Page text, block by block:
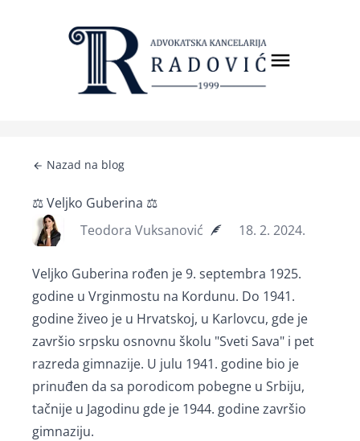
Nazad na blog
⚖️ Veljko Guberina ⚖️
Teodora Vuksanović
18. 2. 2024.
Veljko Guberina rođen je 9. septembra 1925.
godine u Vrginmostu na Kordunu. Do 1941.
godine živeo je u Hrvatskoj, u Karlovcu, gde je
završio srpsku osnovnu školu "Sveti Sava" i pet
razreda gimnazije. U julu 1941. godine bio je
prinuđen da sa porodicom pobegne u Srbiju,
tačnije u Jagodinu gde je 1944. godine završio
gimnaziju.